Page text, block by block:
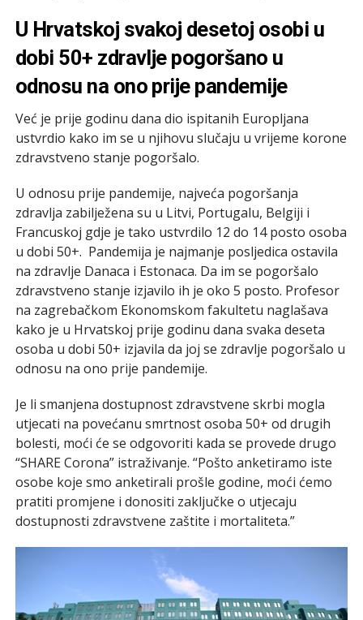
U Hrvatskoj svakoj desetoj osobi u
dobi 50+ zdravlje pogoršano u
odnosu na ono prije pandemije
Već je prije godinu dana dio ispitanih Europljana
ustvrdio kako im se u njihovu slučaju u vrijeme korone
zdravstveno stanje pogoršalo.
U odnosu prije pandemije, najveća pogoršanja
zdravlja zabilježena su u Litvi, Portugalu, Belgiji i
Francuskoj gdje je tako ustvrdilo 12 do 14 posto osoba
u dobi 50+. Pandemija je najmanje posljedica ostavila
na zdravlje Danaca i Estonaca. Da im se pogoršalo
zdravstveno stanje izjavilo ih je oko 5 posto. Profesor
na zagrebačkom Ekonomskom fakultetu naglašava
kako je u Hrvatskoj prije godinu dana svaka deseta
osoba u dobi 50+ izjavila da joj se zdravlje pogoršalo u
odnosu na ono prije pandemije.
Je li smanjena dostupnost zdravstvene skrbi mogla
utjecati na povećanu smrtnost osoba 50+ od drugih
bolesti, moći će se odgovoriti kada se provede drugo
“SHARE Corona” istraživanje. “Pošto anketiramo iste
osobe koje smo anketirali prošle godine, moći ćemo
pratiti promjene i donositi zaključke o utjecaju
dostupnosti zdravstvene zaštite i mortaliteta.”